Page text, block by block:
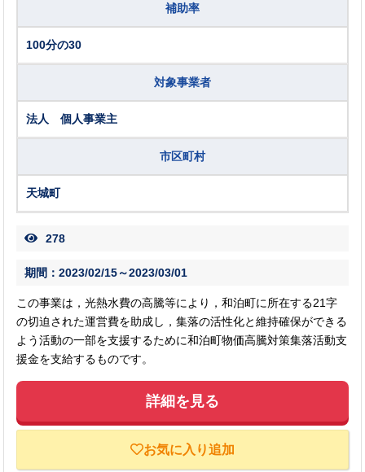
補助率
100分の30
対象事業者
法人 個人事業主
市区町村
天城町
278
期間：2023/02/15～2023/03/01
この事業は，光熱水費の高騰等により，和泊町に所在する21字
の切迫された運営費を助成し，集落の活性化と維持確保ができる
よう活動の一部を支援するために和泊町物価高騰対策集落活動支
援金を支給するものです。
詳細を見る
お気に入り追加